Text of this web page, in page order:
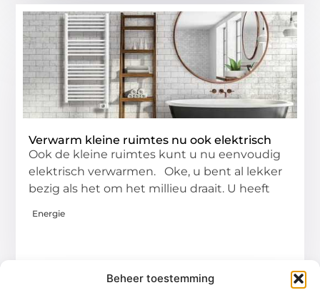
Beheer toestemming
Verwarm kleine ruimtes nu ook elektrisch
Ook de kleine ruimtes kunt u nu eenvoudig
elektrisch verwarmen. Oke, u bent al lekker
bezig als het om het millieu draait. U heeft
Energie